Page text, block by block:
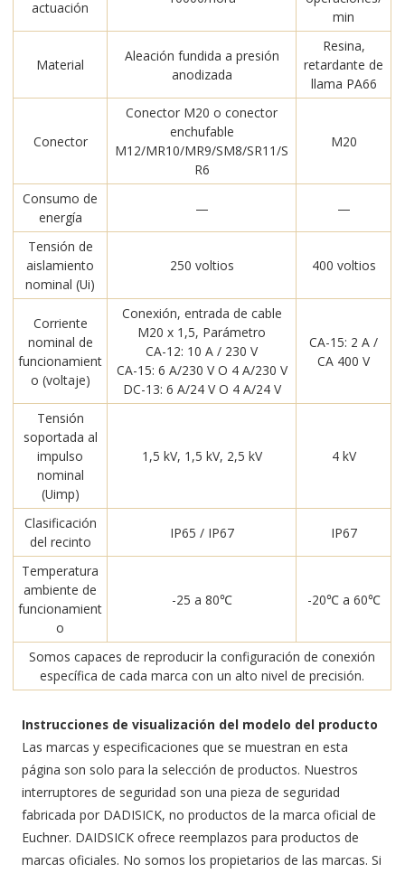
actuación
min
Material
Aleación fundida a presión
anodizada
Resina,
retardante de
llama PA66
Conector
Conector M20 o conector
enchufable
M12/MR10/MR9/SM8/SR11/S
R6
M20
Consumo de
energía
— —
Tensión de
aislamiento
nominal (Ui)
250 voltios 400 voltios
Corriente
nominal de
funcionamient
o (voltaje)
Conexión, entrada de cable
M20 x 1,5, Parámetro
CA-12: 10 A / 230 V
CA-15: 6 A/230 V O 4 A/230 V
DC-13: 6 A/24 V O 4 A/24 V
CA-15: 2 A /
CA 400 V
Tensión
soportada al
impulso
nominal
(Uimp)
1,5 kV, 1,5 kV, 2,5 kV 4 kV
Clasificación
del recinto
IP65 / IP67 IP67
Temperatura
ambiente de
funcionamient
o
-25 a 80℃ -20℃ a 60℃
Somos capaces de reproducir la configuración de conexión
específica de cada marca con un alto nivel de precisión.
Instrucciones de visualización del modelo del producto
Las marcas y especificaciones que se muestran en esta
página son solo para la selección de productos. Nuestros
interruptores de seguridad son una pieza de seguridad
fabricada por DADISICK, no productos de la marca oficial de
Euchner. DAIDSICK ofrece reemplazos para productos de
marcas oficiales. No somos los propietarios de las marcas. Si